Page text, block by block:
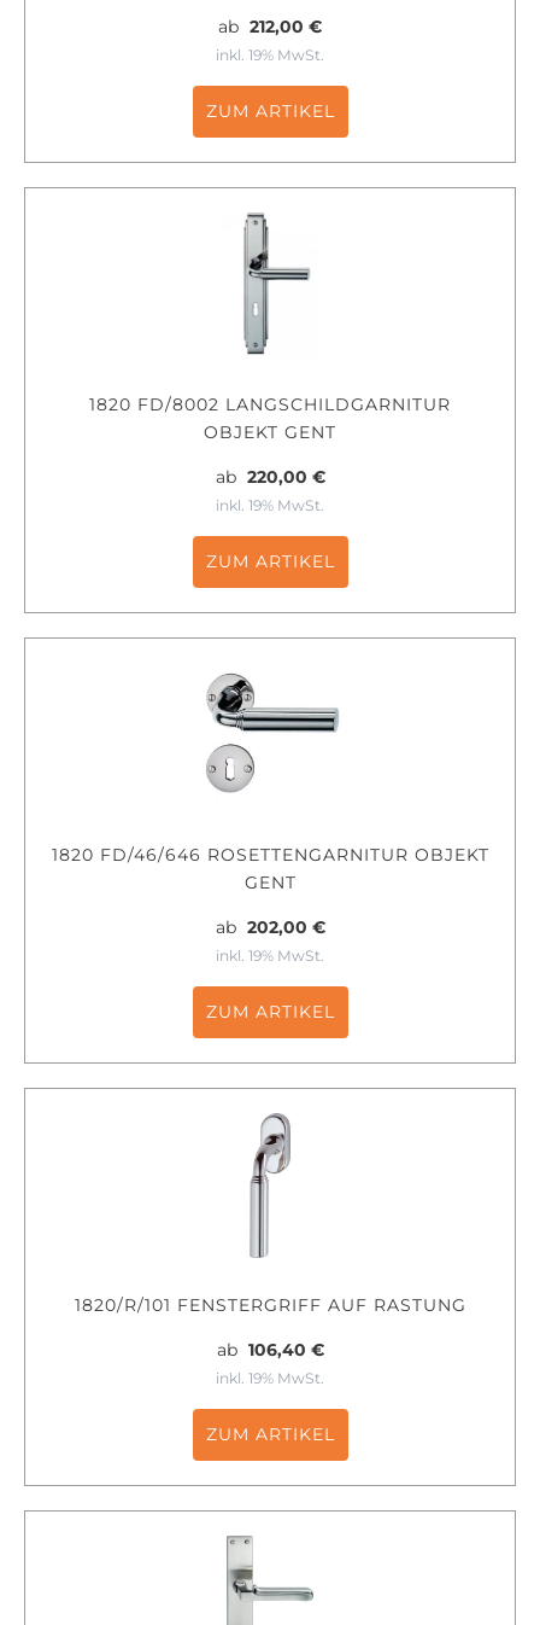
ab 212,00 €
inkl. 19% MwSt.
ZUM ARTIKEL
1820 FD/8002 LANGSCHILDGARNITUR
OBJEKT GENT
ab 220,00 €
inkl. 19% MwSt.
ZUM ARTIKEL
1820 FD/46/646 ROSETTENGARNITUR OBJEKT
GENT
ab 202,00 €
inkl. 19% MwSt.
ZUM ARTIKEL
1820/R/101 FENSTERGRIFF AUF RASTUNG
ab 106,40 €
inkl. 19% MwSt.
ZUM ARTIKEL